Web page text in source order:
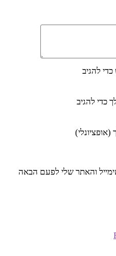
להגיב
כדי להגיב
והאתר שלי לפעם הבאה